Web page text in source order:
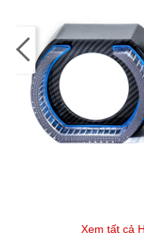
Xem tất cả